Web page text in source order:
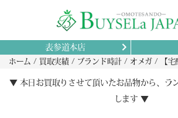
表参道本店
ホーム 買取実績 ブランド時計 オメガ
▼ 本日お買取りさせて頂いたお品物から、ラ
します ▼